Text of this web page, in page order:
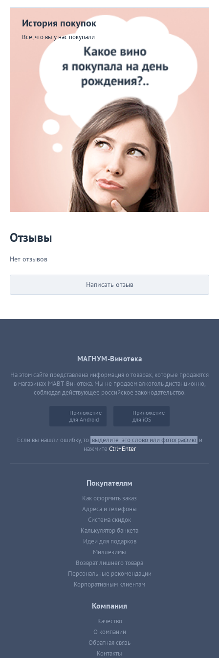
История покупок
Все, что вы у нас покупали
Отзывы
Нет отзывов
Написать отзыв
МАГНУМ-Винотека
На этом сайте представлена информация о товарах, которые продаются
в магазинах МАВТ-Винотека. Мы не продаем алкоголь дистанционно,
соблюдая действующее российское законодательство.
Приложение
для Android
Приложение
для iOS
Если вы нашли ошибку, то выделите это слово или фотографию и
нажмите Ctrl+Enter
Покупателям
Как оформить заказ
Адреса и телефоны
Система скидок
Калькулятор банкета
Идеи для подарков
Миллезимы
Возврат лишнего товара
Персональные рекомендации
Корпоративным клиентам
Компания
Качество
О компании
Обратная связь
Контакты